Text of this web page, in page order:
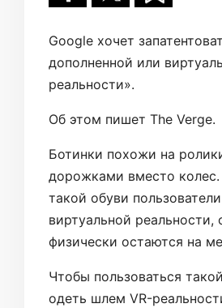
Google хочет
дополненной или
реальности».
Об этом пишет The Verge.
Ботинки похожи на
дорожками вместо колес.
такой обуви
виртуальной реальности,
физически остаются на
Чтобы пользоваться
одеть шлем VR-